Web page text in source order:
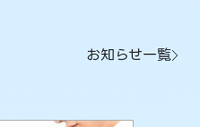
お知らせ一覧